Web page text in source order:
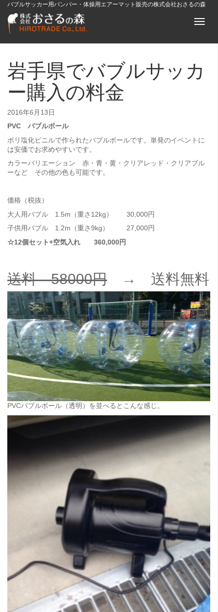
バブルサッカー用バンパー・体操用エアーマット販売の株式会社おさるの森
岩手県でバブルサッカ
ー購入の料金
2016年6月13日
PVC バブルボール
ポリ塩化ビニルで作られたバブルボールです。単発のイベントに
は安価でお求めやすいです。
カラーバリエーション 赤・青・黄・クリアレッド・クリアブル
ーなど その他の色も可能です。
価格（税抜）
大人用バブル 1.5m（重さ12kg） 30,000円
子供用バブル 1.2m（重さ9kg） 27,000円
☆12個セット+空気入れ 360,000円
送料 58000円 → 送料無料
PVCバブルボール（透明）を並べるとこんな感じ。